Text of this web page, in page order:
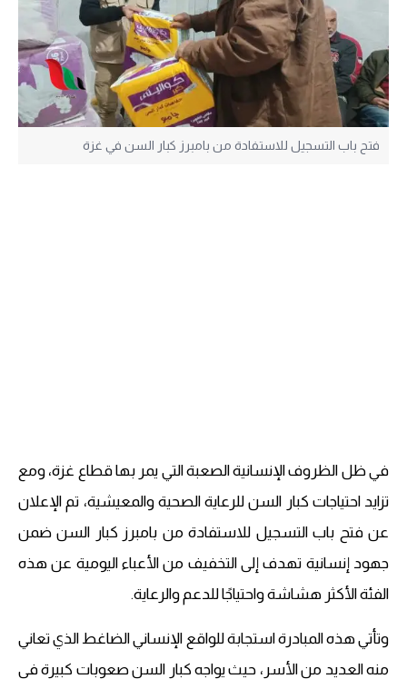
فتح باب التسجيل للاستفادة من بامبرز كبار السن في غزة
في ظل الظروف الإنسانية الصعبة التي يمر بها قطاع غزة، ومع
تزايد احتياجات كبار السن للرعاية الصحية والمعيشية، تم الإعلان
عن فتح باب التسجيل للاستفادة من بامبرز كبار السن ضمن
جهود إنسانية تهدف إلى التخفيف من الأعباء اليومية عن هذه
الفئة الأكثر هشاشة واحتياجًا للدعم والرعاية.
وتأتي هذه المبادرة استجابة للواقع الإنساني الضاغط الذي تعاني
منه العديد من الأسر، حيث يواجه كبار السن صعوبات كبيرة في